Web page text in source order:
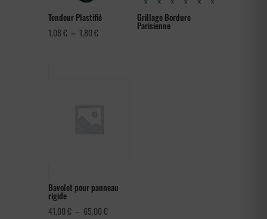
Tendeur Plastifié
1,08€ – 1,80€Plage
Grillage Bordure
Parisienne
Bavolet pour panneau
rigide
41,00€ – 65,00€Plage